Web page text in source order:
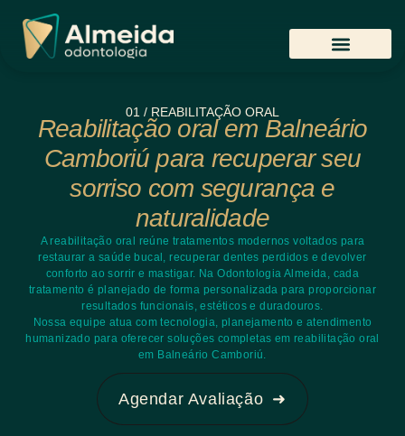
01 / REABILITAÇÃO ORAL
Reabilitação oral em Balneário
Camboriú para recuperar seu
sorriso com segurança e
naturalidade
A reabilitação oral reúne tratamentos modernos voltados para
restaurar a saúde bucal, recuperar dentes perdidos e devolver
conforto ao sorrir e mastigar. Na Odontologia Almeida, cada
tratamento é planejado de forma personalizada para proporcionar
resultados funcionais, estéticos e duradouros.
Nossa equipe atua com tecnologia, planejamento e atendimento
humanizado para oferecer soluções completas em reabilitação oral
em Balneário Camboriú.
Agendar Avaliação